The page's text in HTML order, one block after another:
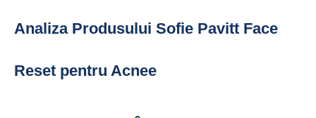
Analiza Produsului Sofie Pavitt Face
Reset pentru Acnee